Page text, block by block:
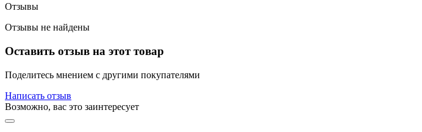
Отзывы
Отзывы не найдены
Оставить отзыв на этот товар
Поделитесь мнением с другими покупателями
Написать отзыв
Возможно, вас это заинтересует